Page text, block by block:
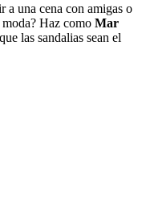
a una cena con amigas o
Haz como Mar
las sandalias sean el